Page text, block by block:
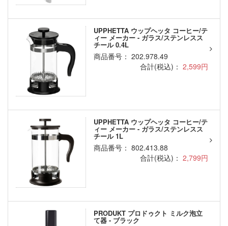
UPPHETTA ウップヘッタ コーヒー/テ
ィー メーカー - ガラス/ステンレスス
チール 0.4L
商品番号： 202.978.49
合計(税込)： 2,599円
UPPHETTA ウップヘッタ コーヒー/テ
ィー メーカー - ガラス/ステンレスス
チール 1L
商品番号： 802.413.88
合計(税込)： 2,799円
PRODUKT プロドゥクト ミルク泡立
て器 - ブラック